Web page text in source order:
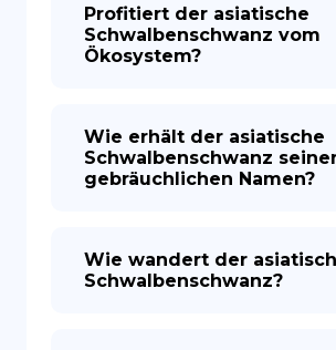
Profitiert der asiatische
Schwalbenschwanz vom
Ökosystem?
Wie erhält der asiatische
Schwalbenschwanz
gebräuchlichen Namen?
Wie wandert der
Schwalbenschwanz?